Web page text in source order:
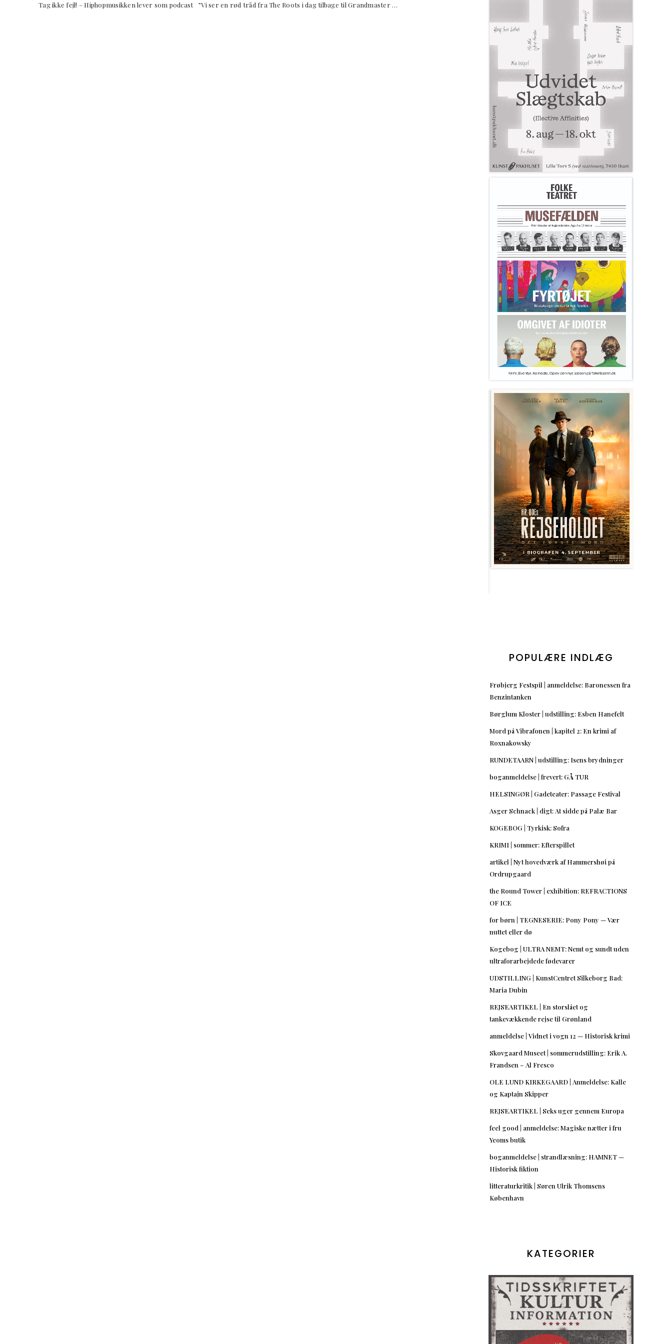
Tag ikke fejl! – Hiphopmusikken lever som podcast ”Vi ser en rød tråd fra The Roots i dag tilbage til Grandmaster …
POPULÆRE INDLÆG
Frøbjerg Festspil | anmeldelse: Baronessen fra
Benzintanken
Børglum Kloster | udstilling: Esben Hanefelt
Mord på Vibrafonen | kapitel 2: En krimi af
Roxnakowsky
RUNDETAARN | udstilling: Isens brydninger
boganmeldelse | frevert: GÅ TUR
HELSINGØR | Gadeteater: Passage Festival
Asger Schnack | digt: At sidde på Palæ Bar
KOGEBOG | Tyrkisk: Sofra
KRIMI | sommer: Efterspillet
artikel | Nyt hovedværk af Hammershøi på
Ordrupgaard
the Round Tower | exhibition: REFRACTIONS
OF ICE
for børn | TEGNESERIE: Pony Pony — Vær
nuttet eller dø
Kogebog | ULTRA NEMT: Nemt og sundt uden
ultraforarbejdede fødevarer
UDSTILLING | KunstCentret Silkeborg Bad:
Maria Dubin
REJSEARTIKEL | En storslået og
tankevækkende rejse til Grønland
anmeldelse | Vidnet i vogn 12 — Historisk krimi
Skovgaard Museet | sommerudstilling: Erik A.
Frandsen – Al Fresco
OLE LUND KIRKEGAARD | Anmeldelse: Kalle
og Kaptajn Skipper
REJSEARTIKEL | Seks uger gennem Europa
feel good | anmeldelse: Magiske nætter i fru
Yeoms butik
boganmeldelse | strandlæsning: HAMNET —
Historisk fiktion
litteraturkritik | Søren Ulrik Thomsens
København
KATEGORIER